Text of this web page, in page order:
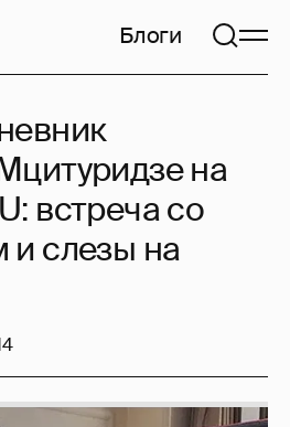
Блоги
на
встреча со
и слезы на